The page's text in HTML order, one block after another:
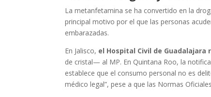
La metanfetamina se ha convertido en la
principal motivo por el que las personas
embarazadas.
En Jalisco, el Hospital Civil de
de cristal— al MP. En Quintana Roo, la
establece que el consumo personal no es
médico legal”, pese a que las Normas